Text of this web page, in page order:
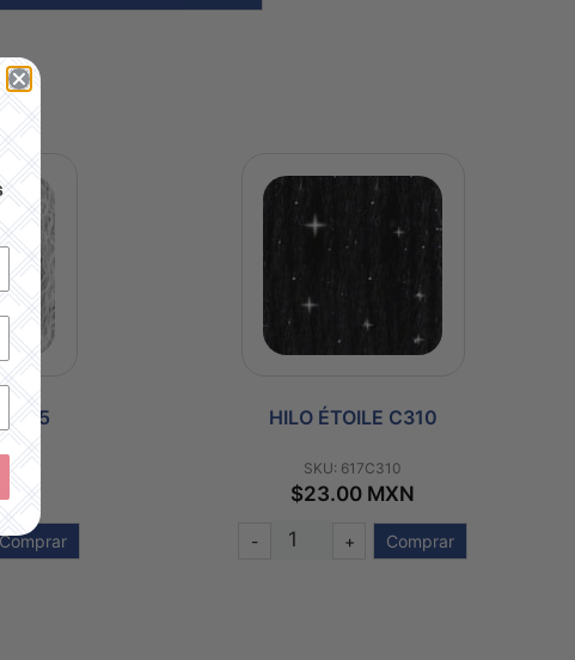
C415
Comprar
HILO ÉTOILE C310
SKU: 617C310
$23.00 MXN
- + Comprar